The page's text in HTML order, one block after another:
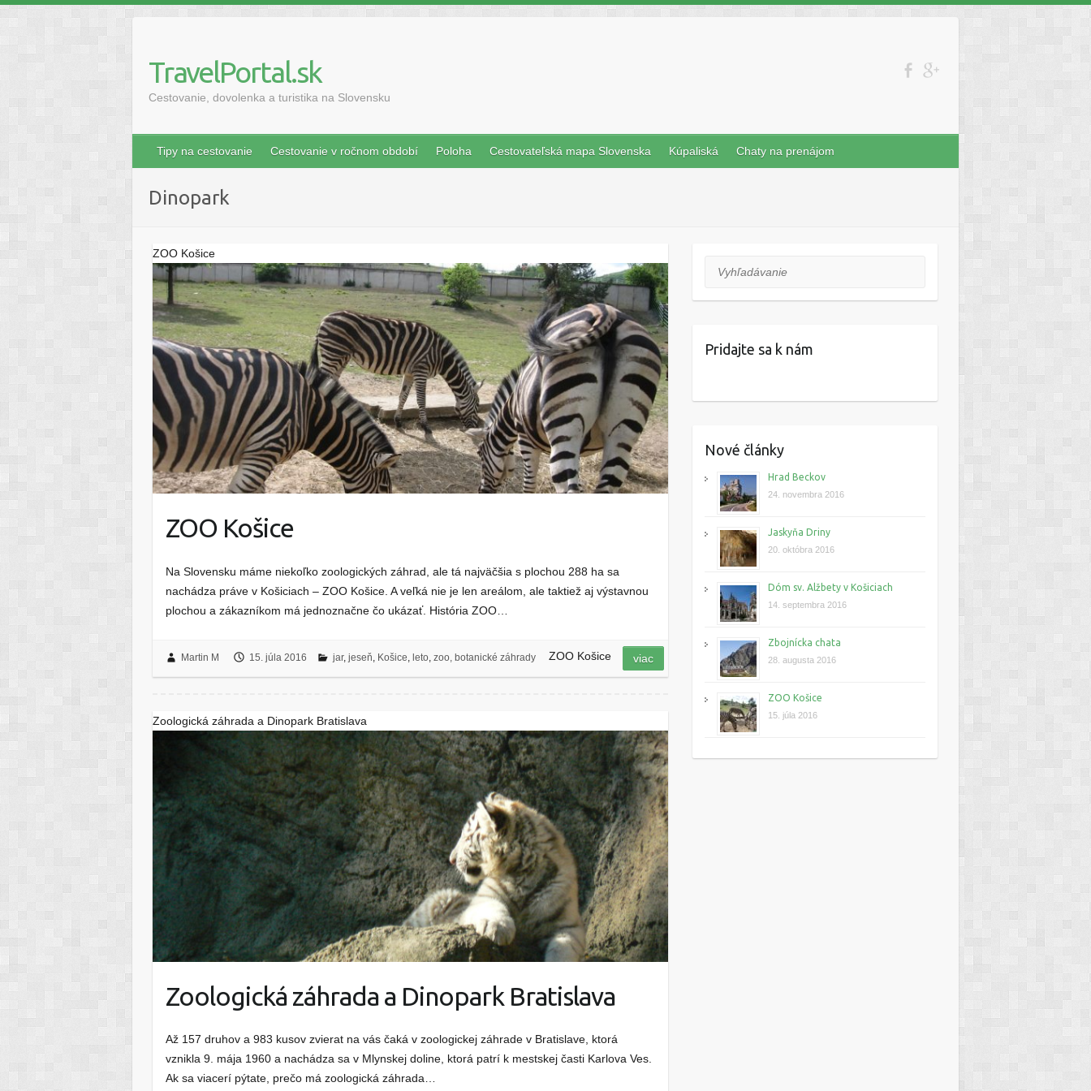
content
TravelPortal.sk
Cestovanie, dovolenka a turistika na Slovensku
Tipy na cestovanie Cestovanie v ročnom období Poloha Cestovateľská mapa Slovenska Kúpaliská Chaty na prenájom
dinopark
ZOO Košice
ZOO Košice
Na Slovensku máme niekoľko zoologických záhrad, ale tá najväčšia s plochou 288 ha sa
nachádza práve v Košiciach – ZOO Košice. A veľká nie je len areálom, ale taktiež aj výstavnou
plochou a zákazníkom má jednoznačne čo ukázať. História ZOO…
Martin M 15. júla 2016 jar, jeseň, Košice, leto, zoo, botanické záhrady ZOO Košice viac
Zoologická záhrada a Dinopark Bratislava
Zoologická záhrada a Dinopark Bratislava
Až 157 druhov a 983 kusov zvierat na vás čaká v zoologickej záhrade v Bratislave, ktorá
vznikla 9. mája 1960 a nachádza sa v Mlynskej doline, ktorá patrí k mestskej časti Karlova Ves.
Ak sa viacerí pýtate, prečo má zoologická záhrada…
Vyhľadávanie
Pridajte sa k nám
Nové články
Hrad Beckov
24. novembra 2016
Jaskyňa Driny
20. októbra 2016
Dóm sv. Alžbety v Košiciach
14. septembra 2016
Zbojnícka chata
28. augusta 2016
ZOO Košice
15. júla 2016